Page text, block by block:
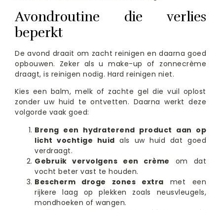
Avondroutine die verlies
beperkt
De avond draait om zacht reinigen en daarna goed
opbouwen. Zeker als u make-up of zonnecrème
draagt, is reinigen nodig. Hard reinigen niet.
Kies een balm, melk of zachte gel die vuil oplost
zonder uw huid te ontvetten. Daarna werkt deze
volgorde vaak goed:
Breng een hydraterend product aan op
licht vochtige huid als uw huid dat goed
verdraagt.
Gebruik vervolgens een crème om dat
vocht beter vast te houden.
Bescherm droge zones extra met een
rijkere laag op plekken zoals neusvleugels,
mondhoeken of wangen.